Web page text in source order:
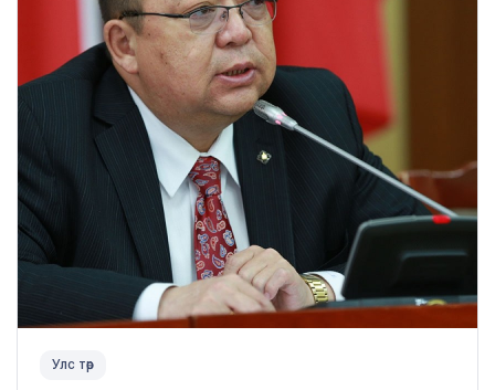
Улс төр